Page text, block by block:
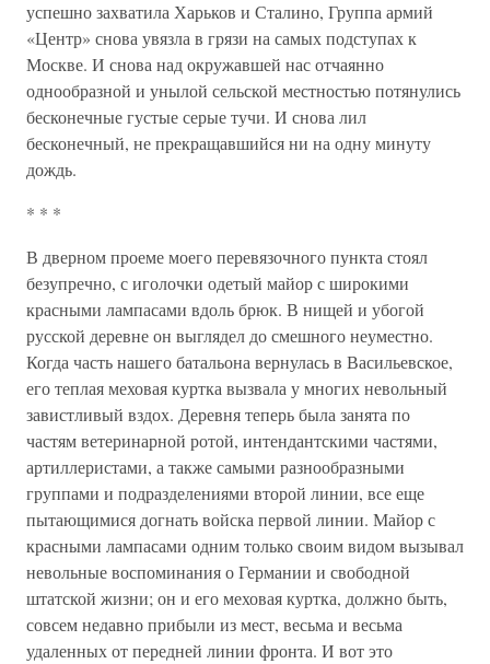
успешно захватила Харьков и Сталино, Группа армий
«Центр» снова увязла в грязи на самых подступах к
Москве. И снова над окружавшей нас отчаянно
однообразной и унылой сельской местностью потянулись
бесконечные густые серые тучи. И снова лил
бесконечный, не прекращавшийся ни на одну минуту
дождь.
* * *
В дверном проеме моего перевязочного пункта стоял
безупречно, с иголочки одетый майор с широкими
красными лампасами вдоль брюк. В нищей и убогой
русской деревне он выглядел до смешного неуместно.
Когда часть нашего батальона вернулась в Васильевское,
его теплая меховая куртка вызвала у многих невольный
завистливый вздох. Деревня теперь была занята по
частям ветеринарной ротой, интендантскими частями,
артиллеристами, а также самыми разнообразными
группами и подразделениями второй линии, все еще
пытающимися догнать войска первой линии. Майор с
красными лампасами одним только своим видом вызывал
невольные воспоминания о Германии и свободной
штатской жизни; он и его меховая куртка, должно быть,
совсем недавно прибыли из мест, весьма и весьма
удаленных от передней линии фронта. И вот это